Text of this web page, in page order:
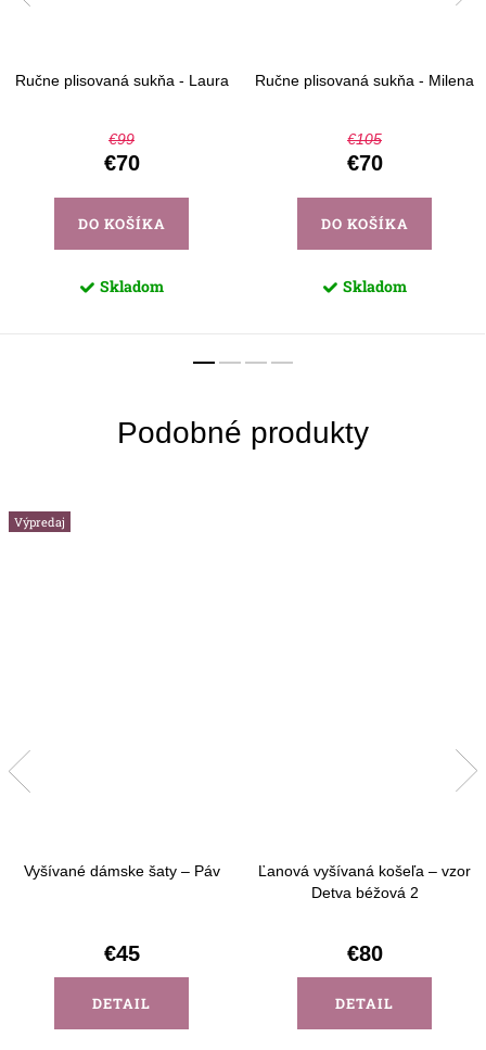
Ručne plisovaná sukňa - Laura
€99
€70
DO KOŠÍKA
Skladom
Ručne plisovaná sukňa - Milena
€105
€70
DO KOŠÍKA
Skladom
Výpredaj
Vyšívané dámske šaty – Páv
€45
DETAIL
Ľanová vyšívaná košeľa – vzor
Detva béžová 2
€80
DETAIL